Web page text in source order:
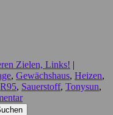
Zielen, Links! |
, Gewächshaus, Heizen,
R95, Sauerstoff, Tonysun,